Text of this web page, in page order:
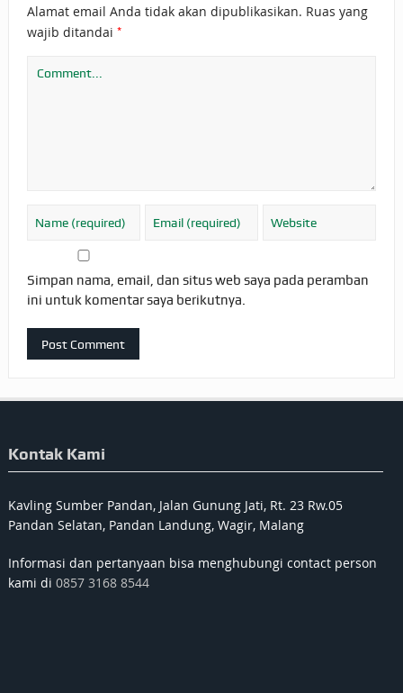
Alamat email Anda tidak akan dipublikasikan. Ruas yang
wajib ditandai *
Simpan nama, email, dan situs web saya pada peramban
ini untuk komentar saya berikutnya.
Kontak Kami
Kavling Sumber Pandan, Jalan Gunung Jati, Rt. 23 Rw.05
Pandan Selatan, Pandan Landung, Wagir, Malang
Informasi dan pertanyaan bisa menghubungi contact person
kami di 0857 3168 8544